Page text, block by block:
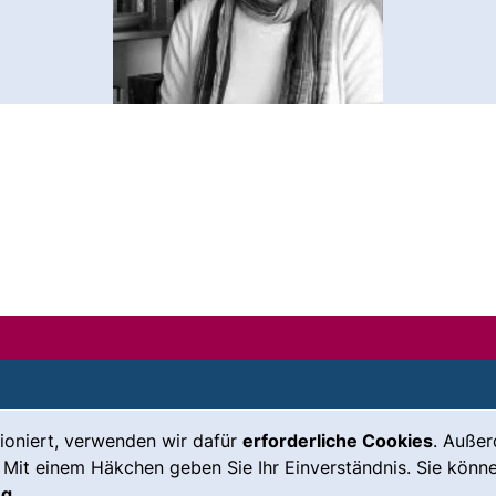
verwenden wir dafür erforderliche Cookies.
einem Häkchen geben Sie Ihr Einverständnis. Sie
Leichte Sprache
Gebärdensprache
Impressum